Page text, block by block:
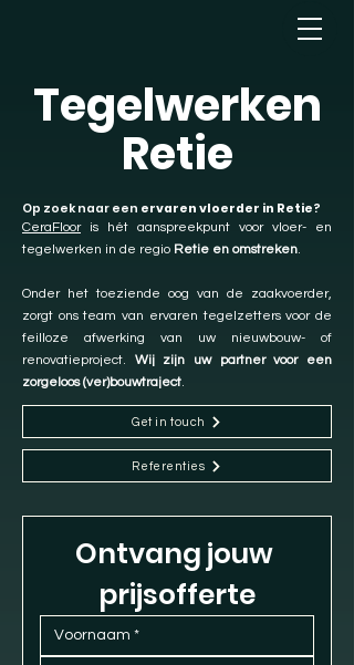
Tegelwerken
Retie
Op zoek naar een ervaren vloerder in Retie?
CeraFlooris hét aanspreekpunt voor vloer- en
tegelwerken in de regio Retie en omstreken.
Onder het toeziende oog van de zaakvoerder,
zorgt ons team van ervaren tegelzetters voor de
feilloze afwerking van uw nieuwbouw- of
renovatieproject. Wij zijn uw partner voor een
zorgeloos (ver)bouwtraject.
Get in touch
Referenties
Ontvang jouw
prijsofferte